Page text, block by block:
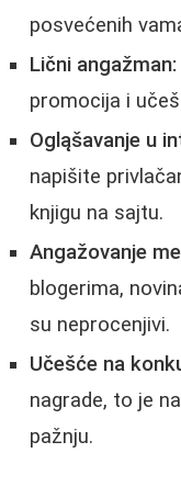
posvećenih
Lični angažman:
promocija i
Ogląšavanje u
napišite
knjigu na sajtu.
Angažovanje
blogerima,
su neprocenjivi.
Učešće na
nagrade, to je
pažnju.